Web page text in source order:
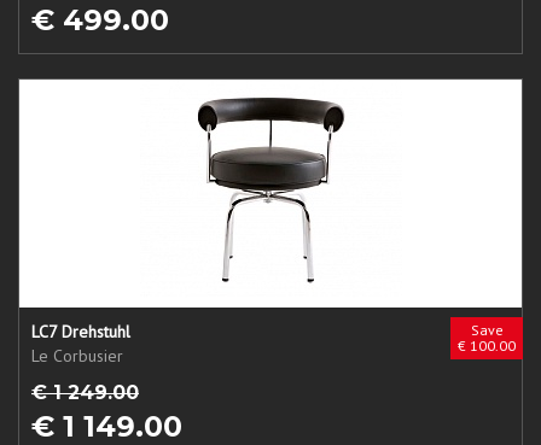
€ 499.00
Save
€ 100.00
LC7 Drehstuhl
Le Corbusier
€ 1 249.00
€ 1 149.00